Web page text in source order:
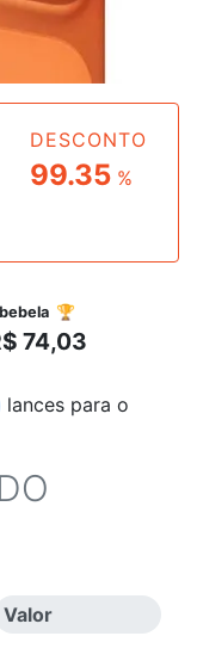
DESCONTO
99.35 %
bebela 🏆
74,03
lances para o
Valor